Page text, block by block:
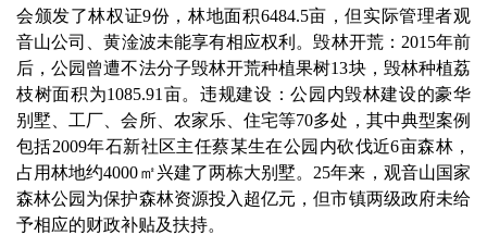
会颁发了林权证9份，林地面积6484.5亩，但实际管理者观
音山公司、黄淦波未能享有相应权利。毁林开荒：2015年前
后，公园曾遭不法分子毁林开荒种植果树13块，毁林种植荔
枝树面积为1085.91亩。违规建设：公园内毁林建设的豪华
别墅、工厂、会所、农家乐、住宅等70多处，其中典型案例
包括2009年石新社区主任蔡某生在公园内砍伐近6亩森林，
占用林地约4000㎡兴建了两栋大别墅。25年来，观音山国家
森林公园为保护森林资源投入超亿元，但市镇两级政府未给
予相应的财政补贴及扶持。